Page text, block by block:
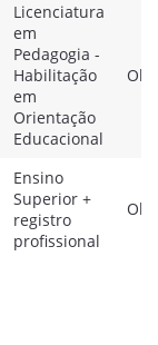
Licenciatura
em
Pedagogia -
Habilitação
em
Orientação
Educacional
Ensino
Superior +
registro
profissional